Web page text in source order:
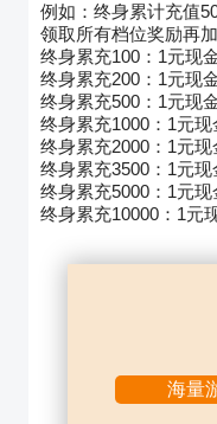
例如：终身累计充值
领取所有档位奖励再
终身累充100：1元现
终身累充200：1元现
终身累充500：1元现
终身累充1000：1元
终身累充2000：1元
终身累充3500：1元
终身累充5000：1元
终身累充10000：1元
海量